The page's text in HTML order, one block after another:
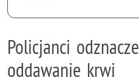
Policjanci
oddawanie krwi